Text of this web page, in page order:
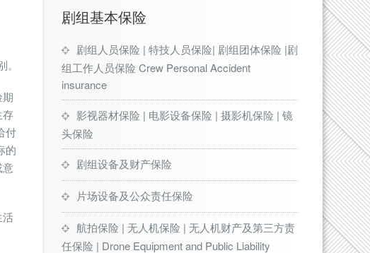
存
付
的
意
活
剧组基本保险
剧组人员保险 | 特技人员保险| 剧组团体保险 |剧
组工作人员保险 Crew Personal Accident
insurance
影视器材保险 | 电影设备保险 | 摄影机保险 | 镜
头保险
剧组设备及财产保险
片场设备及公众责任保险
航拍保险 | 无人机保险 | 无人机财产及第三方责
任保险 | Drone Equipment and Public Liability